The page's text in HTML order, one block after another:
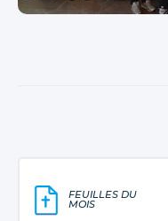
FEUILLES DU
MOIS